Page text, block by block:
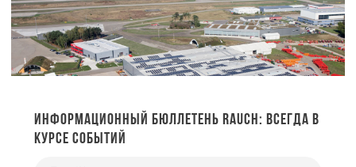
ИНФОРМАЦИОННЫЙ БЮЛЛЕТЕНЬ RAUCH: ВСЕГДА В
КУРСЕ СОБЫТИЙ